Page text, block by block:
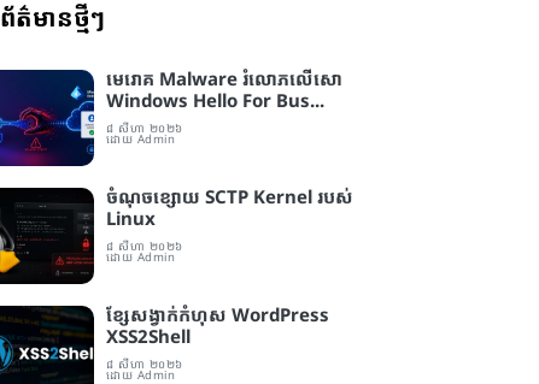
ព័ត៌មានថ្មីៗ
មេរោគ Malware រំលោភលើសោ
Windows Hello For Bus...
៨ សីហា ២០២៦
ដោយ Admin
ចំណុចខ្សោយ SCTP Kernel របស់
Linux
៨ សីហា ២០២៦
ដោយ Admin
ខ្សែសង្វាក់​កំហុស WordPress
XSS2Shell
៨ សីហា ២០២៦
ដោយ Admin